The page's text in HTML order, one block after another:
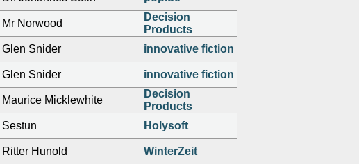
Mr Norwood
Decision
Products
Glen Snider innovative fiction
Glen Snider innovative fiction
Maurice Micklewhite
Decision
Products
Sestun Holysoft
Ritter Hunold WinterZeit